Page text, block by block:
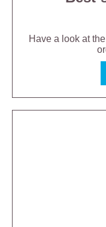
Have a look at